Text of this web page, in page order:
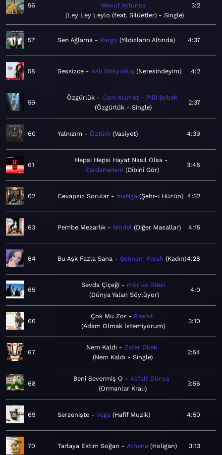
56
Mesut Aytunca
Ley Ley Leylo (feat. Silüetler) - Single
3:2
57 Sen Ağlama Kargo Yıldızların Altında 4:37
58 Sessizce Aslı Gökyokuş Neresindeyim 4:2
59
Özgürlük
Cem Kısmet - Pilli Bebek
Özgürlük - Single
2:37
60 Yalnızım Öztürk Vasiyet 4:39
61
Hepsi Hepsi Hayat Nasıl Olsa
Zardanadam
Dibini Gör
3:48
62 Cevapsız Sorular maNga Şehr-i Hüzün 4:32
63 Pembe Mezarlık Model Diğer Masallar 4:15
64 Bu Aşk Fazla Sana Şebnem Ferah Kadın 4:28
65
Sevda Çiçeği
mor ve ötesi
Dünya Yalan Söylüyor
4:0
66
Çok Mu Zor
Rashit
Adam Olmak İstemiyorum
3:10
67
Nem Kaldı
Zafer Dilek
Nem Kaldı - Single
2:54
68
Beni Severmiş O
Asfalt Dünya
Ormanlar Kralı
3:56
69 Serzenişte Vega Hafif Muzik 4:50
70 Tarlaya Ektim Soğan Athena Holigan 3:13